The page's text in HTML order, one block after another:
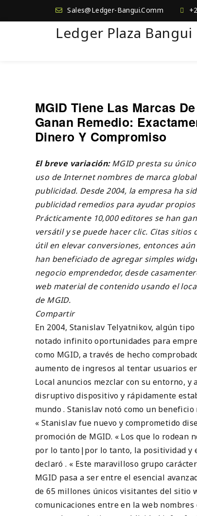
Sales@Ledger-Bangui.Comm
Ledger Plaza Bangui
MGID Tiene Las Marcas
Ganan Remedio:
Dinero Y Compromiso
El breve variación:MGID presta su
uso de Internet nombres de marca
publicidad. Desde 2004, la empresa ha
publicidad remedios para ayudar
Prácticamente 10,000 editores se han
versátil y se puede hacer clic. Citas
útil en elevar conversiones, entonces
han beneficiado de agregar simples
negocio emprendedor, desde
web material de contenido usando el
de MGID.
Compartir
En 2004, Stanislav Telyatnikov, algún
notado infinito oportunidades para
como MGID, a través de hecho
aumento de ingresos al tentar usuarios
Local anuncios mezclar con su entorno,
disruptivo dispositivo y rápidamente
mundo . Stanislav notó como un
« Stanislav fue nuevo y comprometido
promoción de MGID. « Los que lo
por lo tanto|por lo tanto, la positividad y
declaró . « Este maravilloso grupo
MGID pasa a ser entre el esencial
de 65 millones únicos visitantes del sitio
comunicaciones entre en la web